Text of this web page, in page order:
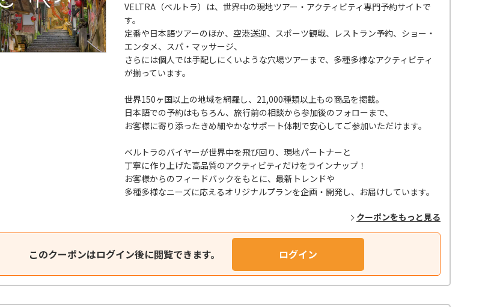
VELTRA（ベルトラ）は、世界中の現地ツアー・アクティビティ専門予約サイトで
す。
定番や日本語ツアーのほか、空港送迎、スポーツ観戦、レストラン予約、ショー・
エンタメ、スパ・マッサージ、
さらには個人では手配しにくいような穴場ツアーまで、多種多様なアクティビティ
が揃っています。
世界150ヶ国以上の地域を網羅し、21,000種類以上もの商品を掲載。
日本語での予約はもちろん、旅行前の相談から参加後のフォローまで、
お客様に寄り添ったきめ細やかなサポート体制で安心してご参加いただけます。
ベルトラのバイヤーが世界中を飛び回り、現地パートナーと
丁寧に作り上げた高品質のアクティビティだけをラインナップ！
お客様からのフィードバックをもとに、最新トレンドや
多種多様なニーズに応えるオリジナルプランを企画・開発し、お届けしています。
クーポンをもっと見る
このクーポンはログイン後に閲覧できます。 ログイン